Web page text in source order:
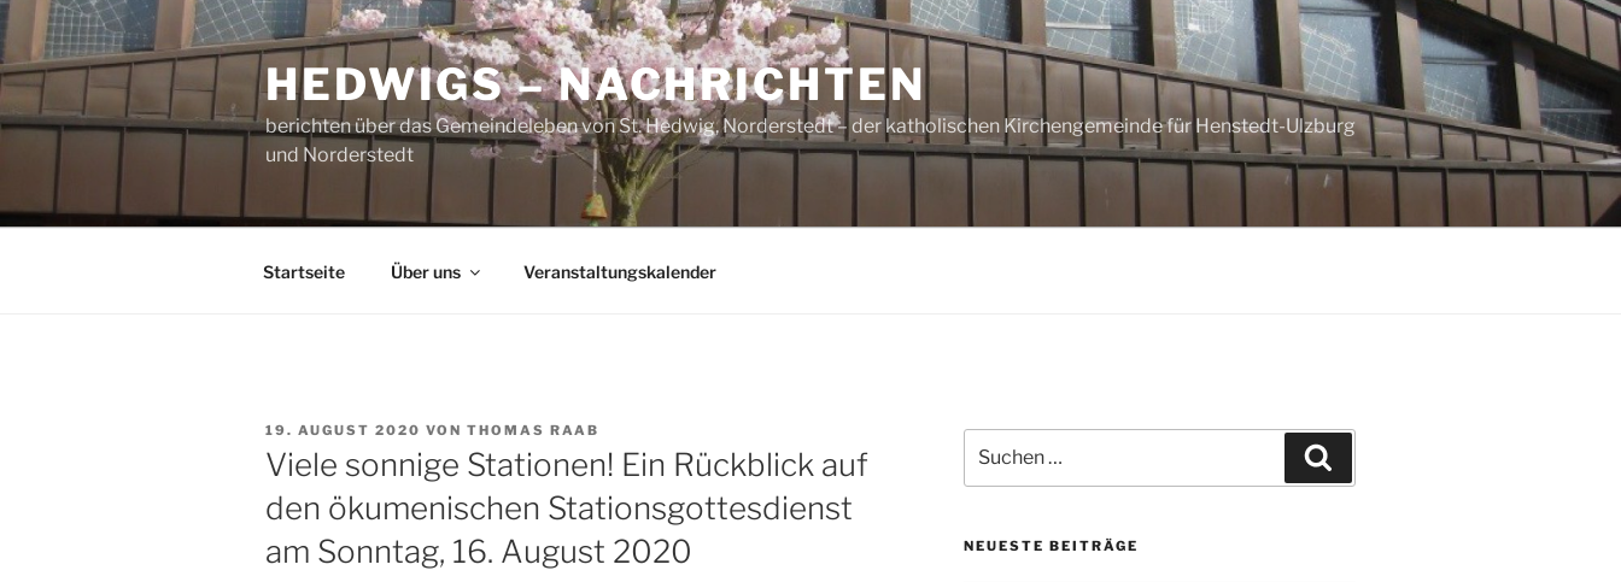
Zum
Inhalt
springen
HEDWIGS – NACHRICHTEN
berichten über das Gemeindeleben von St. Hedwig, Norderstedt – der katholischen Kirchengemeinde für Henstedt-Ulzburg
und Norderstedt
Startseite Über uns Veranstaltungskalender
VERÖFFENTLICHT
AM
19. AUGUST 2020 VON THOMAS RAAB
Viele sonnige Stationen! Ein Rückblick auf
den ökumenischen Stationsgottesdienst
am Sonntag, 16. August 2020
nach:
NEUESTE BEITRÄGE